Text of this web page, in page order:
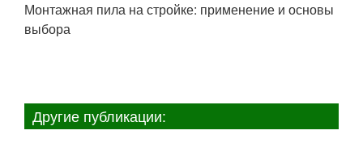
Монтажная пила на стройке: применение и основы
выбора
Другие публикации: